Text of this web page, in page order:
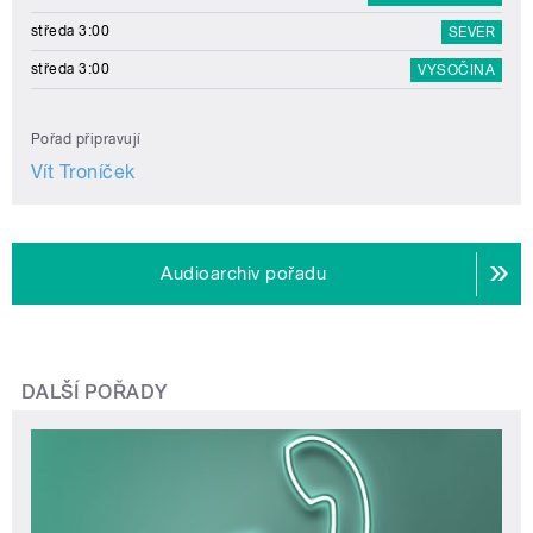
středa 3:00 SEVER
středa 3:00 VYSOČINA
Pořad připravují
Vít Troníček
Audioarchiv pořadu
DALŠÍ POŘADY